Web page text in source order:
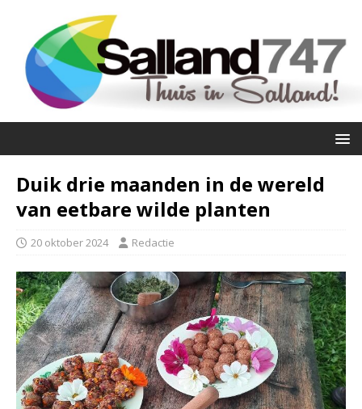
Duik drie maanden in de wereld
van eetbare wilde planten
20 oktober 2024 Redactie